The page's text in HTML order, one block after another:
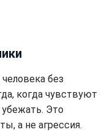
без
когда чувствуют
Это
а не агрессия.